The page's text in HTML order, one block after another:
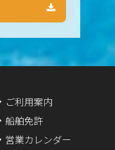
ご利用案内
船舶免許
営業カレンダー